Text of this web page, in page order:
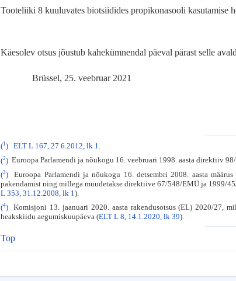
Tooteliiki 8 kuuluvates biotsiidides propikonasooli kasutamise
Käesolev otsus jõustub kahekümnendal päeval pärast selle
Brüssel, 25. veebruar 2021
(1) ELT L 167, 27.6.2012, lk 1.
(2)Euroopa Parlamendi ja nõukogu 16. veebruari 1998. aasta direktiiv
(3)Euroopa Parlamendi ja nõukogu 16. detsembri 2008. aasta
pakendamist ning millega muudetakse direktiive 67/548/EMÜ ja 1999/
L 353, 31.12.2008, lk 1).
(4)Komisjoni 13. jaanuari 2020. aasta rakendusotsus (EL) 2020/27,
heakskiidu aegumiskuupäeva (ELT L 8, 14.1.2020, lk 39).
Top